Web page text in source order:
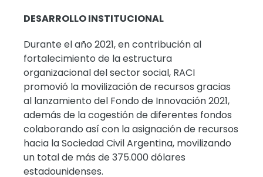
DESARROLLO INSTITUCIONAL
Durante el año 2021, en contribución al
fortalecimiento de la estructura
organizacional del sector social, RACI
promovió la movilización de recursos gracias
al lanzamiento del Fondo de Innovación 2021,
además de la cogestión de diferentes fondos
colaborando así con la asignación de recursos
hacia la Sociedad Civil Argentina, movilizando
un total de más de 375.000 dólares
estadounidenses.